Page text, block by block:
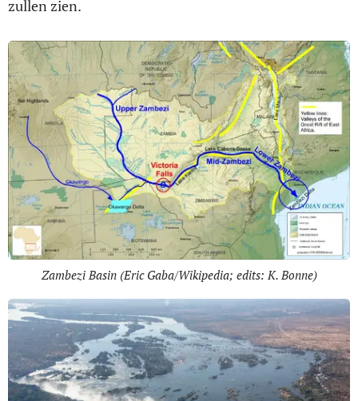
zullen zien.
Zambezi Basin (Eric Gaba/Wikipedia; edits: K. Bonne)